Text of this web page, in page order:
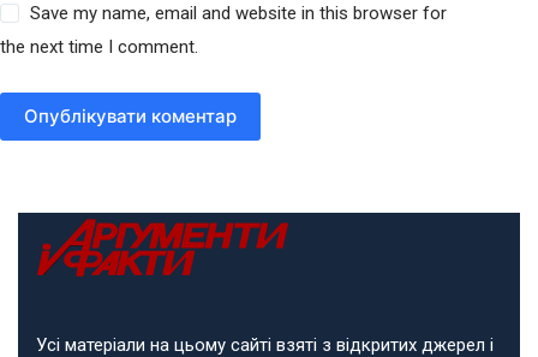
Save my name, email and website in this browser for
the next time I comment.
Опублікувати коментар
Усі матеріали на цьому сайті взяті з відкритих джерел і